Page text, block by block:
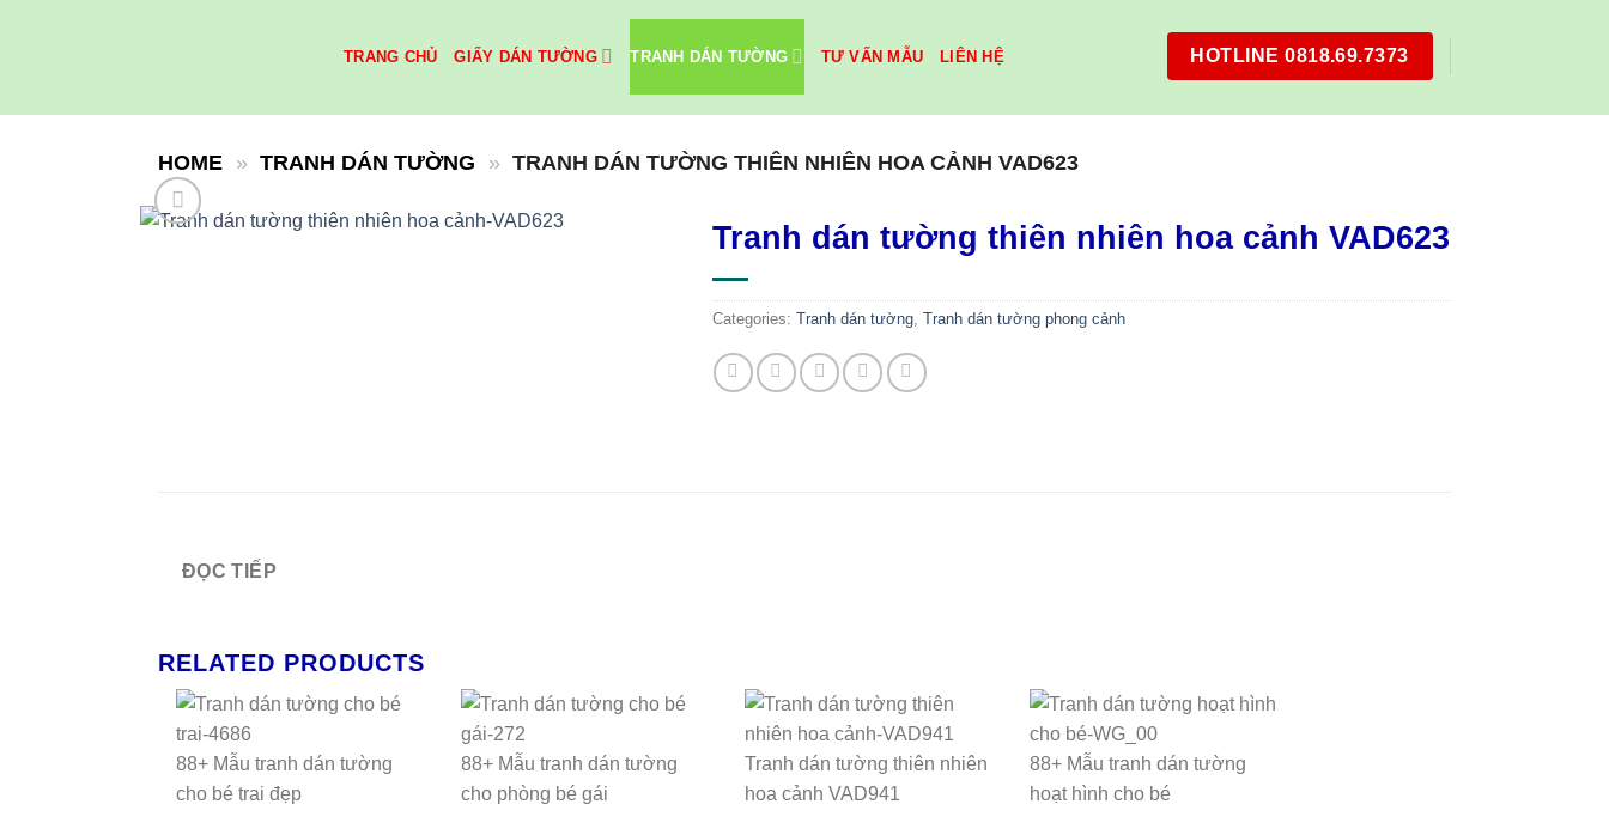
TRANG CHỦ GIẤY DÁN TƯỜNG TRANH DÁN TƯỜNG TƯ VẤN MẪU LIÊN HỆ HOTLINE 0818.69.7373
HOME » TRANH DÁN TƯỜNG » TRANH DÁN TƯỜNG THIÊN NHIÊN HOA CẢNH VAD623
Tranh dán tường thiên nhiên hoa cảnh VAD623
Categories: Tranh dán tường, Tranh dán tường phong cảnh
ĐỌC TIẾP
RELATED PRODUCTS
88+ Mẫu tranh dán tường
cho bé trai đẹp
88+ Mẫu tranh dán tường
cho phòng bé gái
Tranh dán tường thiên nhiên
hoa cảnh VAD941
88+ Mẫu tranh dán tường
hoạt hình cho bé